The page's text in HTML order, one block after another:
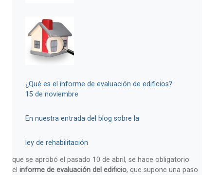
¿Qué es el informe de evaluación de edificios?
15 de noviembre
En nuestra entrada del blog sobre la
ley de rehabilitación
que se aprobó el pasado 10 de abril, se hace obligatorio
el informe de evaluación del edificio, que supone una paso